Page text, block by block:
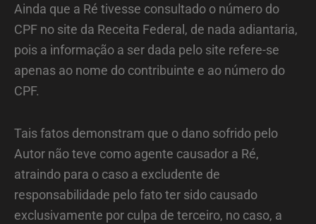
Ainda que a Ré tivesse consultado o número do
CPF no site da Receita Federal, de nada adiantaria,
pois a informação a ser dada pelo site refere-se
apenas ao nome do contribuinte e ao número do
CPF.
Tais fatos demonstram que o dano sofrido pelo
Autor não teve como agente causador a Ré,
atraindo para o caso a excludente de
responsabilidade pelo fato ter sido causado
exclusivamente por culpa de terceiro, no caso, a